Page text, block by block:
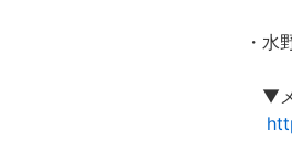
・水
▼メ